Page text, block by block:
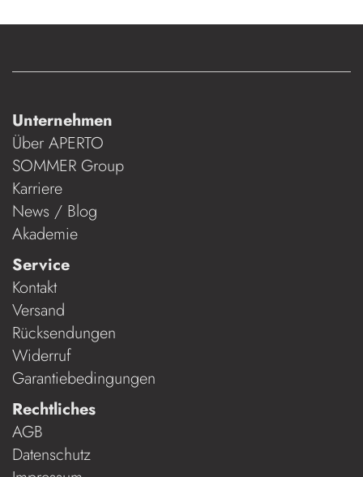
Unternehmen
Über APERTO
SOMMER Group
Karriere
News / Blog
Akademie
Service
Kontakt
Versand
Rücksendungen
Widerruf
Garantiebedingungen
Rechtliches
AGB
Datenschutz